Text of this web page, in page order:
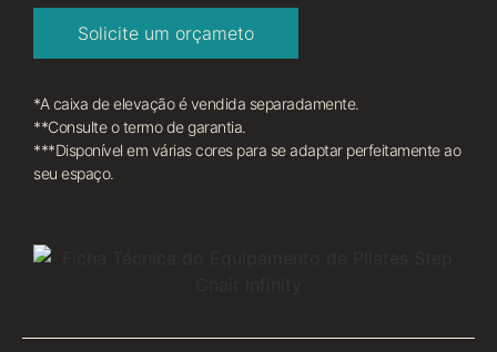
Solicite um orçameto
*A caixa de elevação é vendida separadamente.
**Consulte o termo de garantia.
***Disponível em várias cores para se adaptar perfeitamente ao
seu espaço.